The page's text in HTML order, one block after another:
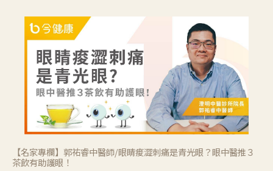
【名家專欄】郭祐睿中醫師/眼睛痠澀刺痛是青光眼？眼中醫推３
茶飲有助護眼！